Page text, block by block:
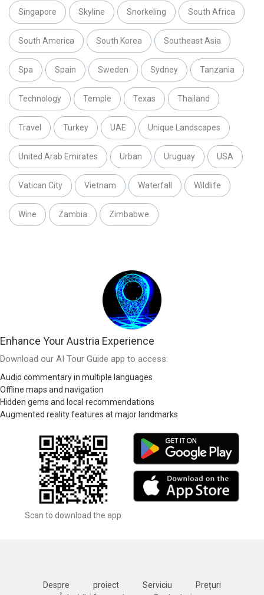
Singapore Skyline Snorkeling South Africa
South America South Korea Southeast Asia
Spa Spain Sweden Sydney Tanzania
Technology Temple Texas Thailand
Travel Turkey UAE Unique Landscapes
United Arab Emirates Urban Uruguay USA
Vatican City Vietnam Waterfall Wildlife
Wine Zambia Zimbabwe
Enhance Your Austria Experience
Download our AI Tour Guide app to access:
Audio commentary in multiple languages
Offline maps and navigation
Hidden gems and local recommendations
Augmented reality features at major landmarks
Scan to download the app
Despre proiect Serviciu
Prețuri